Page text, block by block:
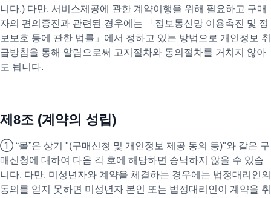
니다.) 다만, 서비스제공에 관한 계약이행을 위해 필요하고 구매
자의 편의증진과 관련된 경우에는 「정보통신망 이용촉진 및 정
보보호 등에 관한 법률」에서 정하고 있는 방법으로 개인정보 취
급방침을 통해 알림으로써 고지절차와 동의절차를 거치지 않아
도 됩니다.
제8조 (계약의 성립)
① “몰”은 상기 "(구매신청 및 개인정보 제공 동의 등)"와 같은 구
매신청에 대하여 다음 각 호에 해당하면 승낙하지 않을 수 있습
니다. 다만, 미성년자와 계약을 체결하는 경우에는 법정대리인의
동의를 얻지 못하면 미성년자 본인 또는 법정대리인이 계약을 취